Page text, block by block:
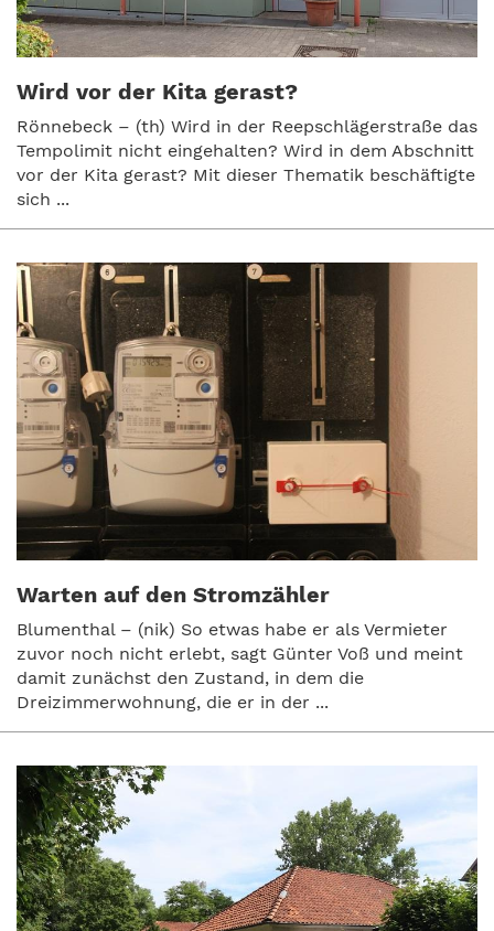
Wird vor der Kita gerast?
Rönnebeck – (th) Wird in der Reepschlägerstraße das
Tempolimit nicht eingehalten? Wird in dem Abschnitt
vor der Kita gerast? Mit dieser Thematik beschäftigte
sich ...
Warten auf den Stromzähler
Blumenthal – (nik) So etwas habe er als Vermieter
zuvor noch nicht erlebt, sagt Günter Voß und meint
damit zunächst den Zustand, in dem die
Dreizimmerwohnung, die er in der ...